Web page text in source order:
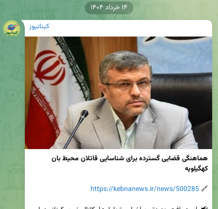
کبنانیوز
کهگیلویه
🔗
https://kebnanews.ir/news/500285
۱۴ خرداد ۱۴۰۴